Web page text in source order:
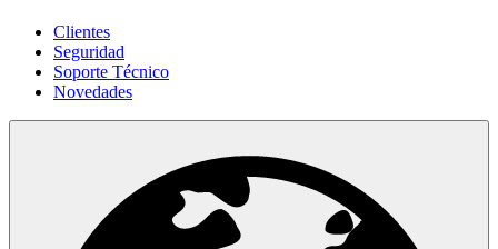
Clientes
Seguridad
Soporte Técnico
Novedades